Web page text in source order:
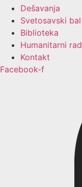
Dešavanja
Svetosavski bal
Biblioteka
Humanitarni rad
Kontakt
Facebook-f